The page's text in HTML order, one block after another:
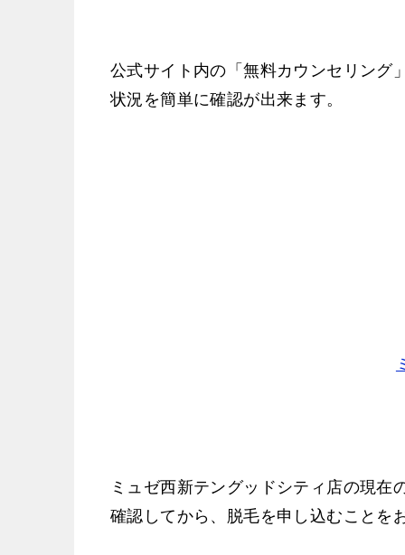
公式サイト内の「無料カウンセリング
状況を簡単に確認が出来ます。
ミュゼ西新テングッドシティ店の現在
確認してから、脱毛を申し込むことを